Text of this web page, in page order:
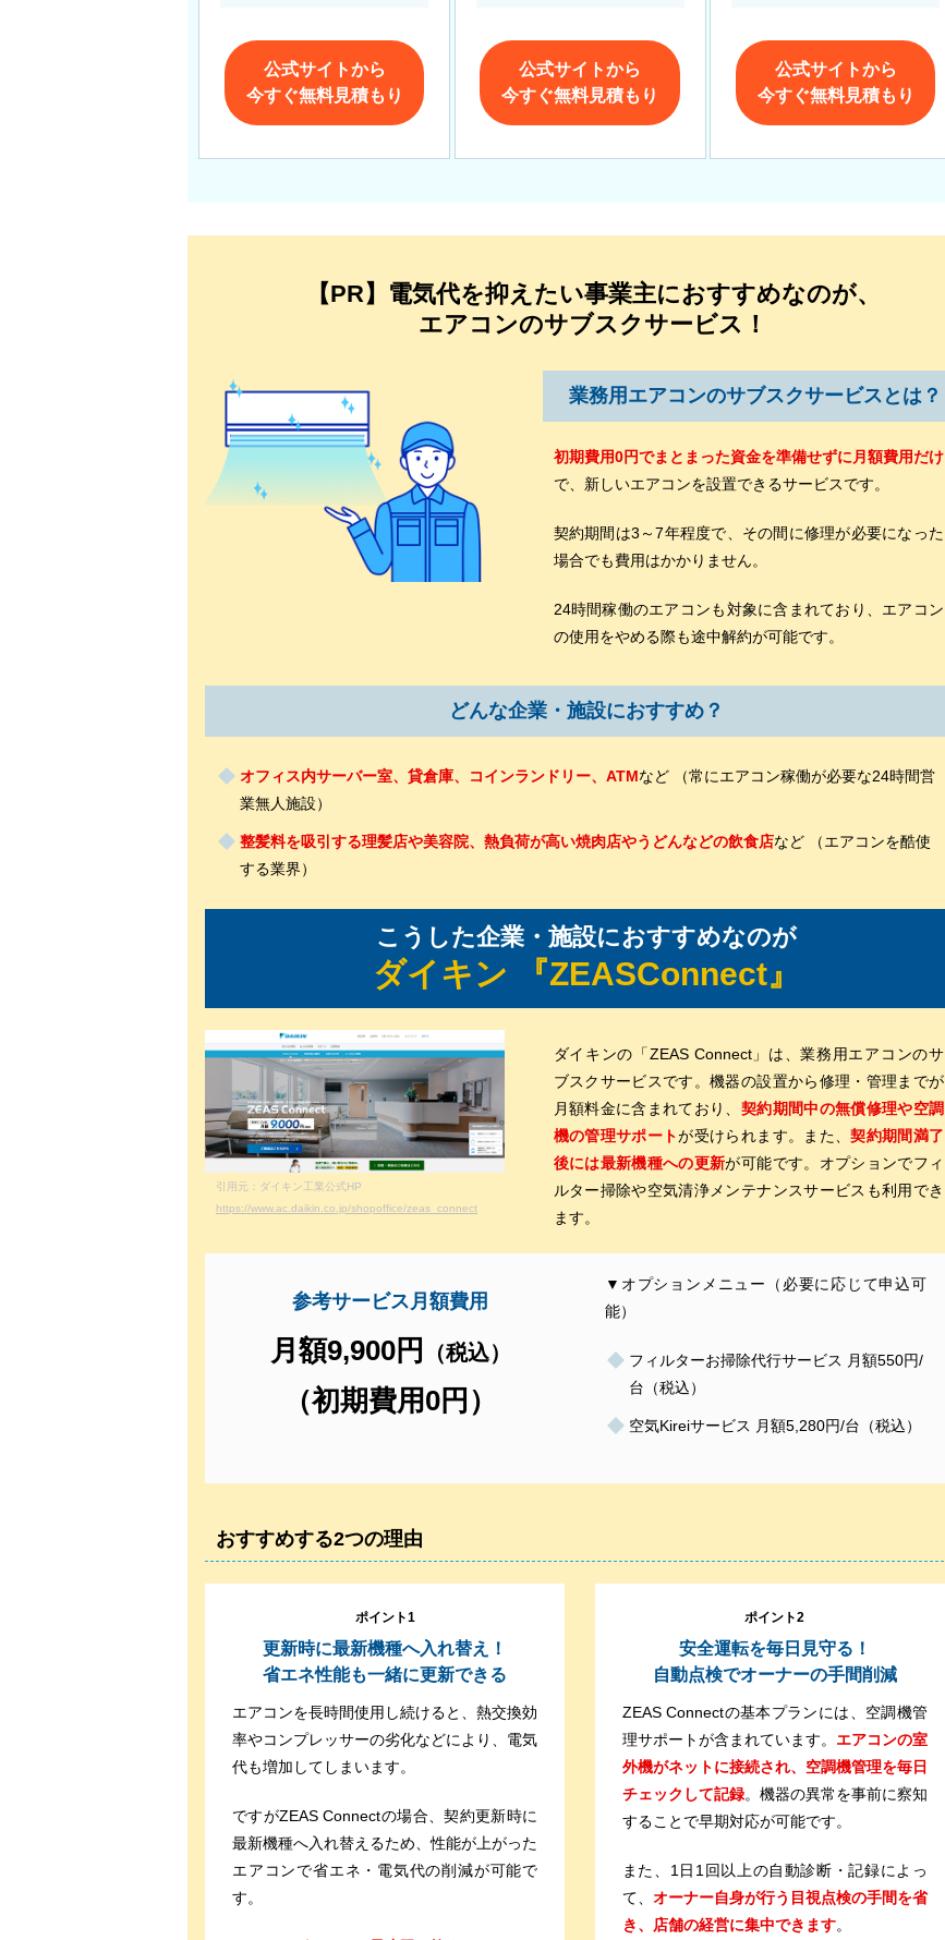
公式サイトから
今すぐ無料見積もり
公式サイトから
今すぐ無料見積もり
公式サイトから
今すぐ無料見積もり
【PR】電気代を抑えたい事業主におすすめなのが、
エアコンのサブスクサービス！
業務用エアコンのサブスクサービスとは？
初期費用0円でまとまった資金を準備せずに月額費用だけ
で、新しいエアコンを設置できるサービスです。
契約期間は3～7年程度で、その間に修理が必要になった
場合でも費用はかかりません。
24時間稼働のエアコンも対象に含まれており、エアコン
の使用をやめる際も途中解約が可能です。
どんな企業・施設におすすめ？
オフィス内サーバー室、貸倉庫、コインランドリー、ATMなど （常にエアコン稼働が必要な24時間営
業無人施設）
整髪料を吸引する理髪店や美容院、熱負荷が高い焼肉店やうどんなどの飲食店など （エアコンを酷使
する業界）
こうした企業・施設におすすめなのが
ダイキン 『ZEASConnect』
引用元：ダイキン工業公式HP
https://www.ac.daikin.co.jp/shopoffice/zeas_connect
ダイキンの「ZEAS Connect」は、業務用エアコンのサ
ブスクサービスです。機器の設置から修理・管理までが
月額料金に含まれており、 契約期間中の無償修理や空調
機の管理サポートが受けられます。また、契約期間満了
後には最新機種への更新が可能です。オプションでフィ
ルター掃除や空気清浄メンテナンスサービスも利用でき
ます。
参考サービス月額費用
月額9,900円 （税込）
（初期費用0円）
▼オプションメニュー（必要に応じて申込可
能）
フィルターお掃除代行サービス 月額550円/
台（税込）
空気Kireiサービス 月額5,280円/台（税込）
おすすめする2つの理由
ポイント1
更新時に最新機種へ入れ替え！
省エネ性能も一緒に更新できる
エアコンを長時間使用し続けると、熱交換効
率やコンプレッサーの劣化などにより、電気
代も増加してしまいます。
ですがZEAS Connectの場合、契約更新時に
最新機種へ入れ替えるため、性能が上がった
エアコンで省エネ・電気代の削減が可能で
す。
ポイント2
安全運転を毎日見守る！
自動点検でオーナーの手間削減
ZEAS Connectの基本プランには、空調機管
理サポートが含まれています。 エアコンの室
外機がネットに接続され、空調機管理を毎日
チェックして記録。機器の異常を事前に察知
することで早期対応が可能です。
また、1日1回以上の自動診断・記録によっ
て、 オーナー自身が行う目視点検の手間を省
き、店舗の経営に集中できます。